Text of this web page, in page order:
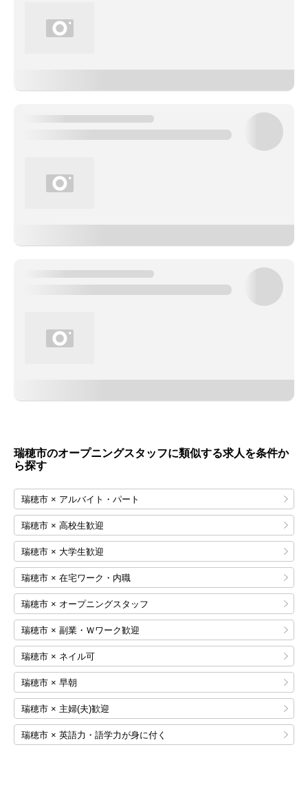
瑞穂市のオープニングスタッフに類似する求人を条件か
ら探す
瑞穂市 × アルバイト・パート
瑞穂市 × 高校生歓迎
瑞穂市 × 大学生歓迎
瑞穂市 × 在宅ワーク・内職
瑞穂市 × オープニングスタッフ
瑞穂市 × 副業・Ｗワーク歓迎
瑞穂市 × ネイル可
瑞穂市 × 早朝
瑞穂市 × 主婦(夫)歓迎
瑞穂市 × 英語力・語学力が身に付く